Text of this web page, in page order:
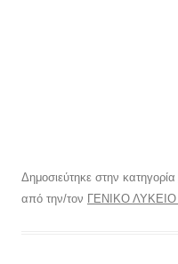
Δημοσιεύτηκε στην κατηγορία
από την/τον ΓΕΝΙΚΟ